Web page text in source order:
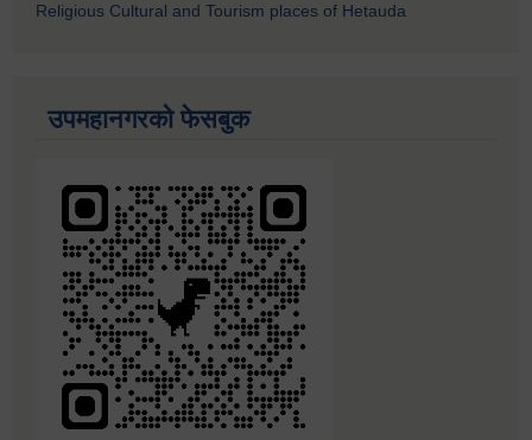
Religious Cultural and Tourism places of Hetauda
उपमहानगरको फेसबुक